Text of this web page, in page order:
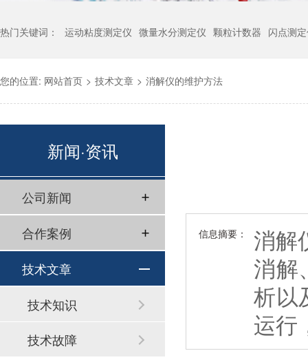
热门关键词： 运动粘度测定仪 微量水分测定仪 颗粒计数器 闪点测
您的位置: 网站首页 > 技术文章 > 消解仪的维护方法
信息摘要：
消解
消解
析以
运行
新闻·资讯
公司新闻
合作案例
技术文章
技术知识
技术故障